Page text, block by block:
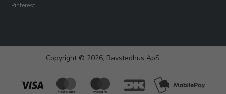
Pinterest
Copyright © 2026, Ravstedhus ApS